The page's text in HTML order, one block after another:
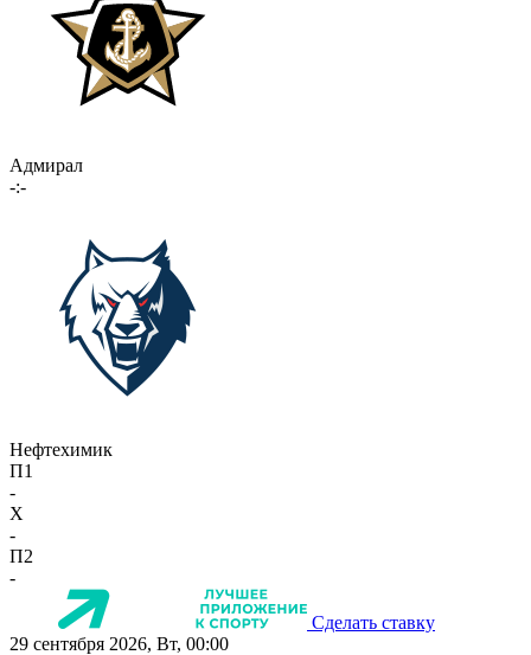
Адмирал
-:-
Нефтехимик
П1
-
X
-
П2
-
Сделать ставку
29 сентября 2026, Вт, 00:00